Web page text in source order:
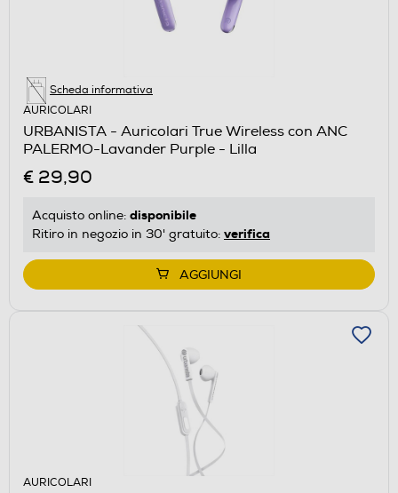
Scheda informativa
AURICOLARI
URBANISTA - Auricolari True Wireless con ANC
PALERMO-Lavander Purple - Lilla
€ 29,90
Acquisto online: disponibile
Ritiro in negozio in 30' gratuito: verifica
AGGIUNGI
AURICOLARI